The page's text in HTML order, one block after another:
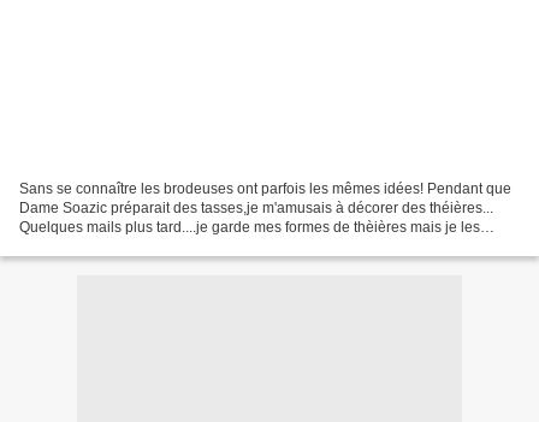
Sans se connaître les brodeuses ont parfois les mêmes idées! Pendant que
Dame Soazic préparait des tasses,je m'amusais à décorer des théières...
Quelques mails plus tard....je garde mes formes de thèières mais je les